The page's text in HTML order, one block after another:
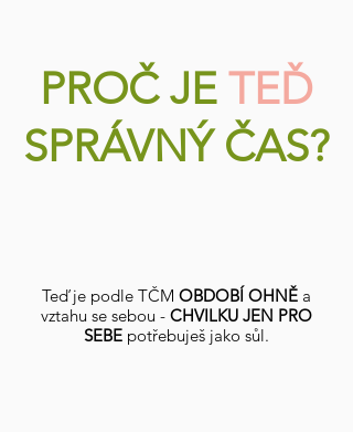
PROČ JE TEĎ
SPRÁVNÝ ČAS?
Teď je podle TČM OBDOBÍ OHNĚ a
vztahu se sebou - CHVILKU JEN PRO
SEBE potřebuješ jako sůl.